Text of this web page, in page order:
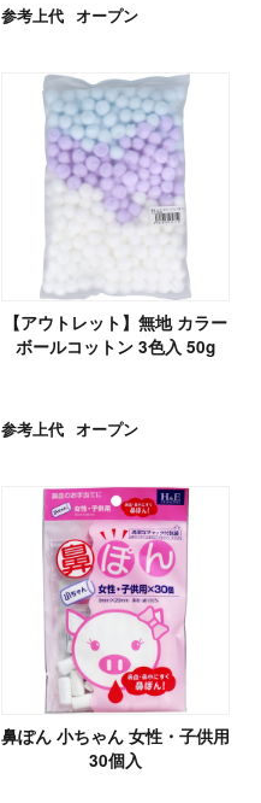
参考上代 オープン
【アウトレット】無地 カラー
ボールコットン 3色入 50g
参考上代 オープン
鼻ぽん 小ちゃん 女性・子供用
30個入